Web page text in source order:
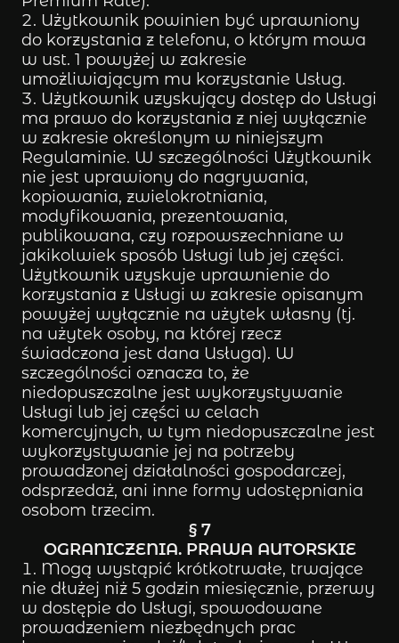
Użytkownik powinien być uprawniony
do korzystania z telefonu, o którym mowa
w ust. 1 powyżej w zakresie
umożliwiającym mu korzystanie Usług.
Użytkownik uzyskujący dostęp do Usługi
ma prawo do korzystania z niej wyłącznie
w zakresie określonym w niniejszym
Regulaminie. W szczególności Użytkownik
nie jest uprawiony do nagrywania,
kopiowania, zwielokrotniania,
modyfikowania, prezentowania,
publikowana, czy rozpowszechniane w
jakikolwiek sposób Usługi lub jej części.
Użytkownik uzyskuje uprawnienie do
korzystania z Usługi w zakresie opisanym
powyżej wyłącznie na użytek własny (tj.
na użytek osoby, na której rzecz
świadczona jest dana Usługa). W
szczególności oznacza to, że
niedopuszczalne jest wykorzystywanie
Usługi lub jej części w celach
komercyjnych, w tym niedopuszczalne jest
wykorzystywanie jej na potrzeby
prowadzonej działalności gospodarczej,
odsprzedaż, ani inne formy udostępniania
osobom trzecim.
§ 7
OGRANICZENIA. PRAWA AUTORSKIE
Mogą wystąpić krótkotrwałe, trwające
nie dłużej niż 5 godzin miesięcznie, przerwy
w dostępie do Usługi, spowodowane
prowadzeniem niezbędnych prac